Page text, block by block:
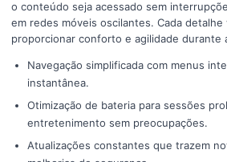
o conteúdo seja acessado sem
em redes móveis oscilantes. Cada
proporcionar conforto e agilidade durante
Navegação simplificada com menus
instantânea.
Otimização de bateria para sessões
entretenimento sem preocupações.
Atualizações constantes que trazem